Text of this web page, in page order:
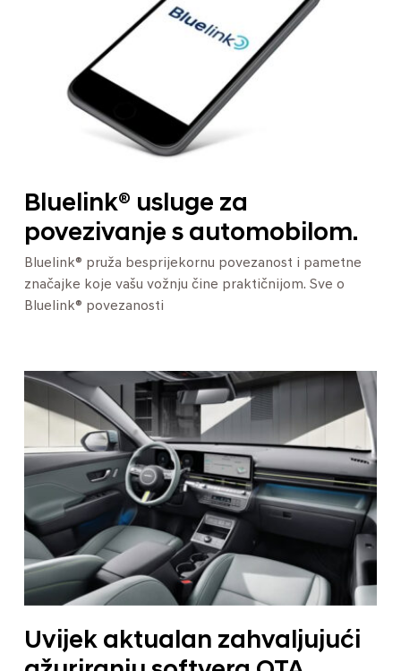
Bluelink® usluge za
povezivanje s automobilom.
Bluelink® pruža besprijekornu povezanost i pametne
značajke koje vašu vožnju čine praktičnijom. Sve o
Bluelink® povezanosti
Uvijek aktualan zahvaljujući